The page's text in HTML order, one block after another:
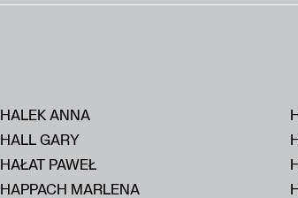
HALEK ANNA
HALL GARY
HAŁAT PAWEŁ
HAPPACH MARLENA